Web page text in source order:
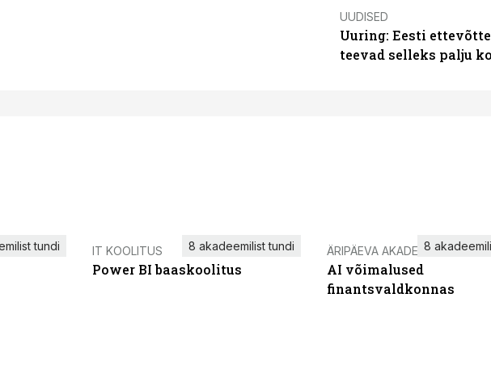
UUDISED
Uuring: Eesti
teevad selleks palju
tundi IT KOOLITUS
Power BI baaskoolitus
8 akadeemilist tundi ÄRIPÄEVA AKADEEMIA
AI võimalused
finantsvaldkonnas
8